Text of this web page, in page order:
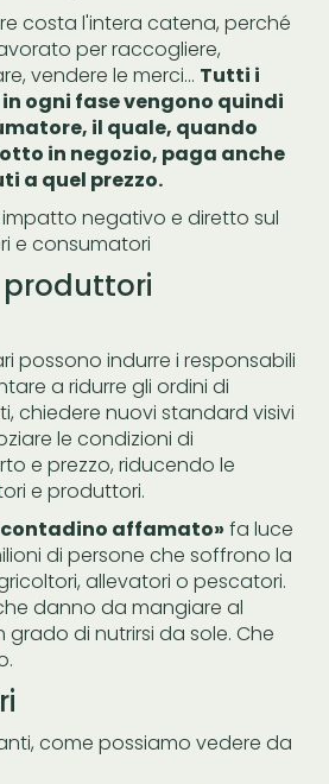
costa l'intera catena, perché
per raccogliere,
vendere le merci... Tutti i
ogni fase vengono quindi
il quale, quando
in negozio, paga anche
a quel prezzo.
negativo e diretto sul
e consumatori
possono indurre i responsabili
a ridurre gli ordini di
chiedere nuovi standard visivi
le condizioni di
e prezzo, riducendo le
e produttori.
contadino affamato» fa luce
di persone che soffrono la
allevatori o pescatori.
danno da mangiare al
di nutrirsi da sole. Che
come possiamo vedere da